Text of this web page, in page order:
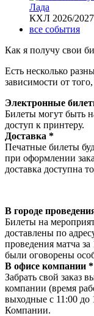
Лада
КХЛ 2026/
все события
Как я получу свои
Есть несколько
зависимости от
Электронные
Билеты могут быть
доступ к принтеру.
Доставка *
Печатные билеты
при оформлении
доставка доступна
В городе
Билеты на
доставлены по
проведения матча
были оговорены
В офисе компании *
Забрать свой заказ
компании (время
выходные с 11:00 до
Компании.